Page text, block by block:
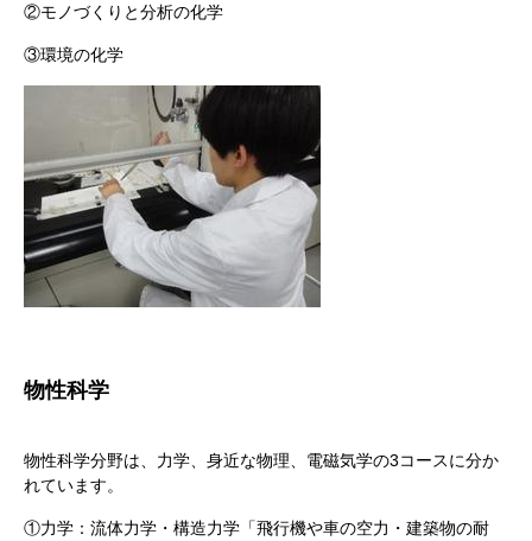
②モノづくりと分析の化学
③環境の化学
物性科学
物性科学分野は、力学、身近な物理、電磁気学の3コースに分か
れています。
①力学：流体力学・構造力学「飛行機や車の空力・建築物の耐